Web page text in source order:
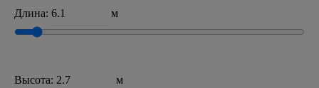
Длина: м
Высота: м